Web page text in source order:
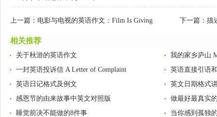
上一篇： 电影与电视的英语作文：Film Is Giving
下一篇： 描
相关推荐
关于秋游的英语作文
我的家乡庐山
一封英语投诉信 A Letter of Complaint
英语直接引语
英语日记格式及例文
英文日期格式
感恩节的由来故事中英文对照版
做最好最真实
睡觉前决不能做的8件事
当你感到孤独